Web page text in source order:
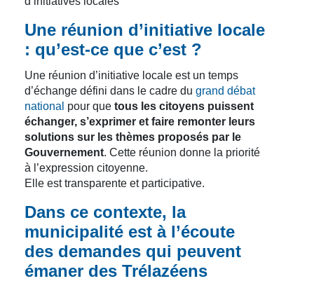
Une réunion d’initiative locale
: qu’est-ce que c’est ?
Une réunion d’initiative locale est un temps
d’échange défini dans le cadre du grand débat
national pour que tous les citoyens puissent
échanger, s’exprimer et faire remonter leurs
solutions sur les thèmes proposés par le
Gouvernement. Cette réunion donne la priorité
à l’expression citoyenne.
Elle est transparente et participative.
Dans ce contexte, la
municipalité est à l’écoute
des demandes qui peuvent
émaner des Trélazéens